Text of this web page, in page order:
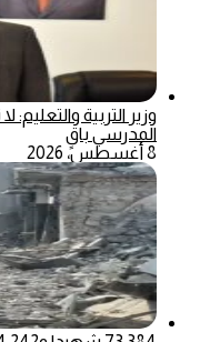
وزير التربية والتعليم:
المدرسي باقٍ
8 أغسطس، 2026